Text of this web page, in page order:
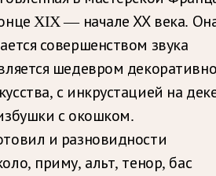
XIX — начале ХХ века.
совершенством звука
шедевром
с инкрустацией на
с окошком.
и разновидности
приму, альт, тенор, бас